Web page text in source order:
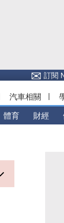
✉訂閱
汽車相關 |
體育 財經